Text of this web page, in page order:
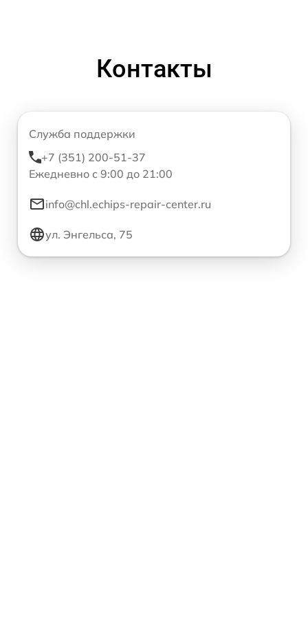
Контакты
Служба поддержки
+7 (351) 200-51-37
Ежедневно с 9:00 до 21:00
info@chl.echips-repair-center.ru
ул. Энгельса, 75